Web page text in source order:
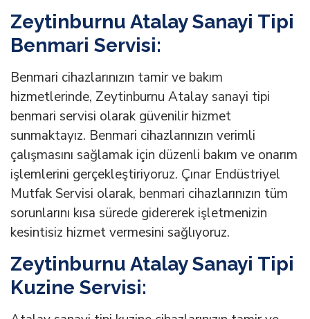
Zeytinburnu Atalay Sanayi Tipi
Benmari Servisi:
Benmari cihazlarınızın tamir ve bakım
hizmetlerinde, Zeytinburnu Atalay sanayi tipi
benmari servisi olarak güvenilir hizmet
sunmaktayız. Benmari cihazlarınızın verimli
çalışmasını sağlamak için düzenli bakım ve onarım
işlemlerini gerçekleştiriyoruz. Çınar Endüstriyel
Mutfak Servisi olarak, benmari cihazlarınızın tüm
sorunlarını kısa sürede gidererek işletmenizin
kesintisiz hizmet vermesini sağlıyoruz.
Zeytinburnu Atalay Sanayi Tipi
Kuzine Servisi: